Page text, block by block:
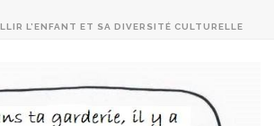
L’ENFANT ET SA DIVERSITÉ CULTURELLE